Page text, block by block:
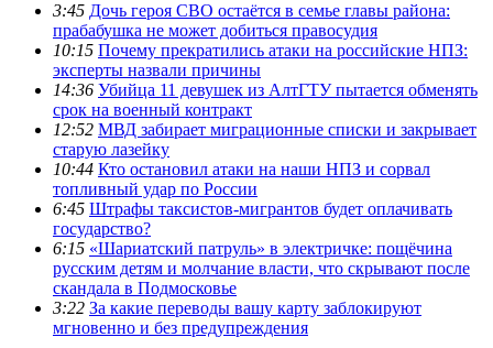
3:45 Дочь героя СВО остаётся в семье главы района:
прабабушка не может добиться правосудия
10:15 Почему прекратились атаки на российские НПЗ:
эксперты назвали причины
14:36 Убийца 11 девушек из АлтГТУ пытается обменять
срок на военный контракт
12:52 МВД забирает миграционные списки и закрывает
старую лазейку
10:44 Кто остановил атаки на наши НПЗ и сорвал
топливный удар по России
6:45 Штрафы таксистов-мигрантов будет оплачивать
государство?
6:15 «Шариатский патруль» в электричке: пощёчина
русским детям и молчание власти, что скрывают после
скандала в Подмосковье
3:22 За какие переводы вашу карту заблокируют
мгновенно и без предупреждения